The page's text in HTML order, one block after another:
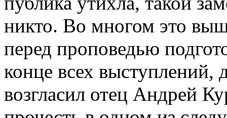
никто. Во многом это
перед проповедью
конце всех
возгласил отец Андрей